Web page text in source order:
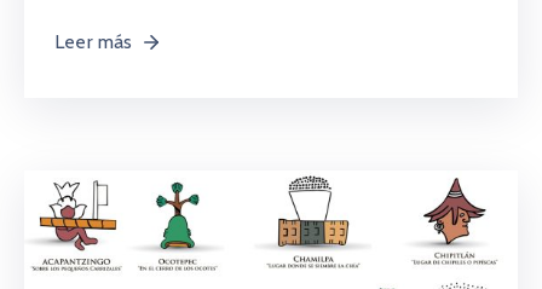
Leer más